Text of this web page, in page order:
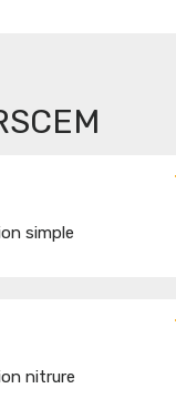
simple
nitrure